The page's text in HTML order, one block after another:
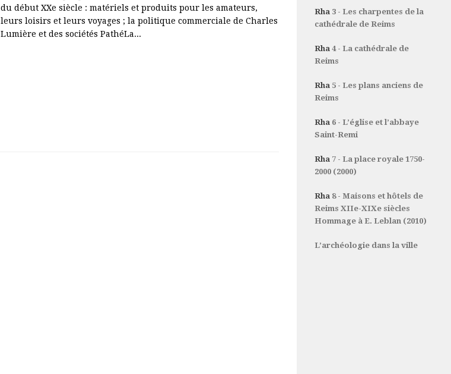
du début XXe siècle : matériels et produits pour les amateurs,
leurs loisirs et leurs voyages ; la politique commerciale de Charles
Lumière et des sociétés PathéLa...
Rha 3 - Les charpentes de la
cathédrale de Reims
Rha 4 - La cathédrale de
Reims
Rha 5 - Les plans anciens de
Reims
Rha 6 - L’église et l’abbaye
Saint-Remi
Rha 7 - La place royale 1750-
2000 (2000)
Rha 8 - Maisons et hôtels de
Reims XIIe-XIXe siècles
Hommage à E. Leblan (2010)
L’archéologie dans la ville